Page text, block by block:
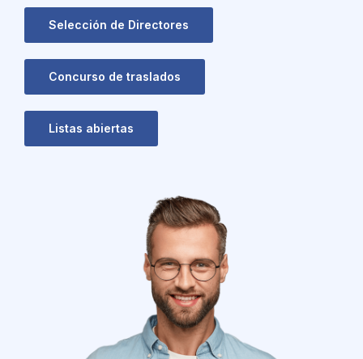
Selección de Directores
Concurso de traslados
Listas abiertas